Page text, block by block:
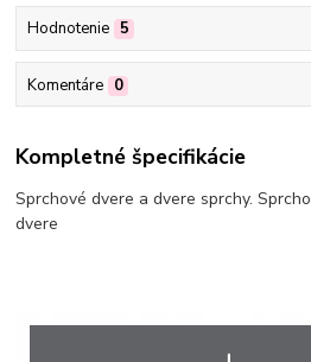
Hodnotenie 5
Komentáre 0
Kompletné špecifikácie
Sprchové dvere a dvere sprchy.
dvere